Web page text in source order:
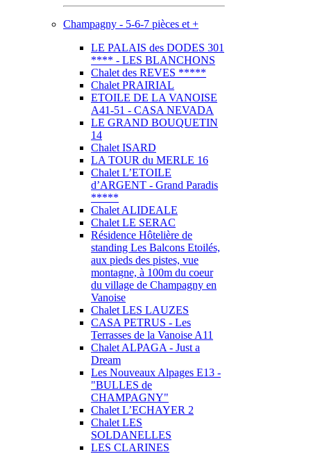
Champagny - 5-6-7 pièces et +
LE PALAIS des DODES 301
**** - LES BLANCHONS
Chalet des REVES *****
Chalet PRAIRIAL
ETOILE DE LA VANOISE
A41-51 - CASA NEVADA
LE GRAND BOUQUETIN
14
Chalet ISARD
LA TOUR du MERLE 16
Chalet L’ETOILE
d’ARGENT - Grand Paradis
*****
Chalet ALIDEALE
Chalet LE SERAC
Résidence Hôtelière de
standing Les Balcons Etoilés,
aux pieds des pistes, vue
montagne, à 100m du coeur
du village de Champagny en
Vanoise
Chalet LES LAUZES
CASA PETRUS - Les
Terrasses de la Vanoise A11
Chalet ALPAGA - Just a
Dream
Les Nouveaux Alpages E13 -
"BULLES de
CHAMPAGNY"
Chalet L’ECHAYER 2
Chalet LES
SOLDANELLES
LES CLARINES